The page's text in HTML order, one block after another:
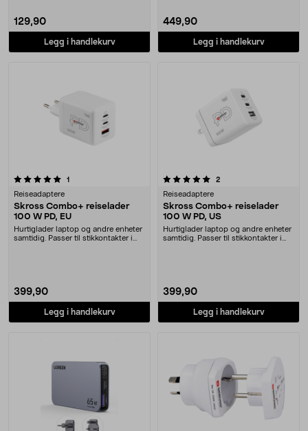
129,90
Legg i handlekurv
449,90
Legg i handlekurv
1
Reiseadaptere
Skross Combo+ reiselader
100 W PD, EU
Hurtiglader laptop og andre enheter
samtidig. Passer til stikkontakter i
399,90
Legg i handlekurv
5.0 av 5 stjerner 2anmeldelser
Reiseadaptere
Skross Combo+ reiselader
100 W PD, US
Hurtiglader laptop og andre enheter
samtidig. Passer til stikkontakter i
399,90
Legg i handlekurv